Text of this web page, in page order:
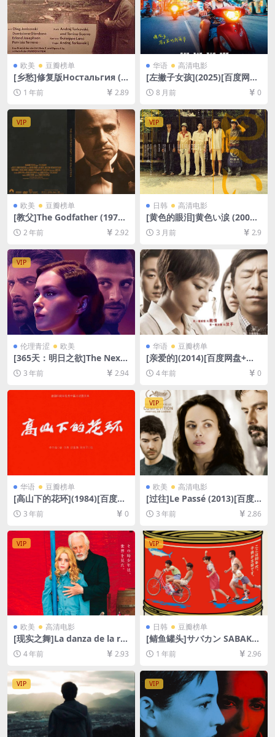
欧美 豆瓣榜单
[乡愁]修复版Ностальгия (1
983)[百度网盘+夸克网盘+迅
雷云盘资源1080P超清未删减]
1 年前 2.89
华语 高清电影
[左撇子女孩](2025)[百度网盘
+夸克网盘1080P超清未删减
资源][网盘在线播放/下载][MP
8 月前 0
VIP
欧美 豆瓣榜单
[教父]The Godfather (1972)
REMUX洗版[百度网盘+夸克
网盘+迅雷云盘资源1080P超
清未删减][MP4/14GB][中英
字幕]
2 年前 2.92
VIP
日韩 高清电影
[黄色的眼泪]黄色い涙 (2007)
[百度网盘+夸克网盘1080P超
清未删减资源][网盘在线播放/
下载][MP4/8.5GB][中文字幕]
3 月前 2.9
VIP
伦理青涩 欧美
[365天：明日之欲]The Next
365 Days (2022)[百度网盘
+夸克网盘1080P超清未删减
资源][网盘下载][MP4/6.8GB]
[中英字幕]【手机/平板无法在
谐压缩包（含解压密码）】
3 年前 2.94
华语 豆瓣榜单
[亲爱的](2014)[百度网盘+迅
雷云盘资源1080P超清未删减]
[MP4/8GB][中文字幕]
4 年前 0
华语 豆瓣榜单
[高山下的花环](1984)[百度网
盘+夸克网盘1080P超清未删
减资源][网盘在线播放/下载]
3 年前 0
VIP
欧美 高清电影
[过往]Le Passé (2013)[百度
网盘+夸克网盘1080P超清未
删减资源][网盘在线播放/下
3 年前 2.86
VIP
欧美 高清电影
[现实之舞]La danza de la re
alidad (2013)[百度网盘+夸克
网盘资源1080P超清未删减]
[MP4/GB][中英字幕]
4 年前 2.93
VIP
日韩 豆瓣榜单
[鲭鱼罐头]サバカン SABAKA
N (2022)[百度网盘+夸克网盘
1080P超清未删减资源][网盘
在线播放/下载][MP4/4.8GB]
[中文字幕]
1 年前 2.96
VIP VIP